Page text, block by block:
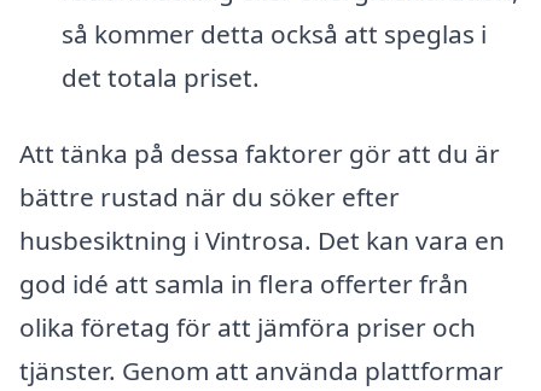
så kommer detta också att speglas i
det totala priset.
Att tänka på dessa faktorer gör att du är
bättre rustad när du söker efter
husbesiktning i Vintrosa. Det kan vara en
god idé att samla in flera offerter från
olika företag för att jämföra priser och
tjänster. Genom att använda plattformar